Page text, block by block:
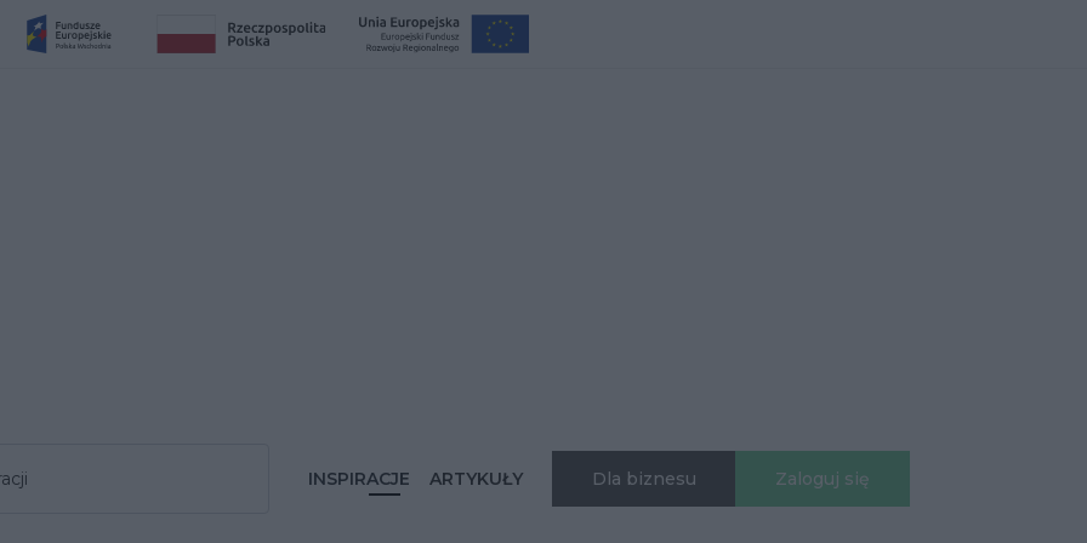
INSPIRACJE ARTYKUŁY Dla biznesu Zaloguj się